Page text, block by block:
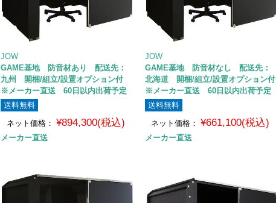
JOW
GAME基地 防音材あり 配送先：
九州 開梱/組立/設置オプション付
※メーカー直送 60日以内出荷予定
送料無料
ネット価格： ¥894,300(税込)
メーカー直送
JOW
GAME基地 防音材なし 配送先：
北海道 開梱/組立/設置オプション付
※メーカー直送 60日以内出荷予定
送料無料
ネット価格：
¥661,100(税込)
メーカー直送